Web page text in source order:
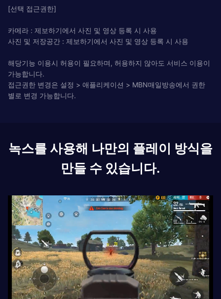
[선택 접근권한]
카메라 : 제보하기에서 사진 및 영상 등록 시 사용
사진 및 저장공간 : 제보하기에서 사진 및 영상 등록 시 사용
해당기능 이용시 허용이 필요하며, 허용하지 않아도 서비스 이용이
가능합니다.
접근권한 변경은 설정 > 애플리케이션 > MBN매일방송에서 권한
별로 변경 가능합니다.
녹스를 사용해 나만의 플레이 방식을
만들 수 있습니다.